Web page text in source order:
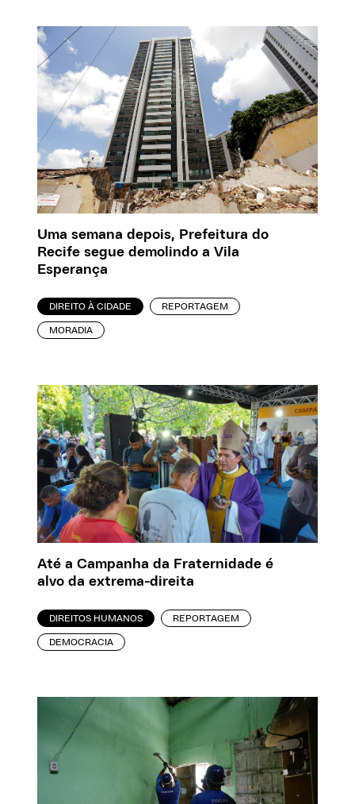
Uma semana depois, Prefeitura do
Recife segue demolindo a Vila
Esperança
DIREITO À CIDADE REPORTAGEM
MORADIA
Até a Campanha da Fraternidade é
alvo da extrema-direita
DIREITOS HUMANOS REPORTAGEM
DEMOCRACIA